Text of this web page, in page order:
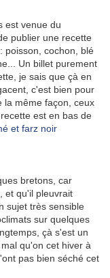
est venue du
publier une recette
poisson, cochon, blé
Un billet purement
je sais que çà en
c'est bien pour
la même façon, ceux
est en bas de
et farz noir
bretons, car
et qu'il pleuvrait
sujet très sensible
sur quelques
çà s'est un
qu'on cet hiver à
pas bien séché cet